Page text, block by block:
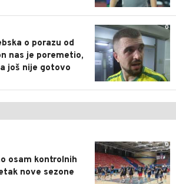
0
o porazu od
nas je poremetio,
još nije gotovo
0
osam kontrolnih
nove sezone